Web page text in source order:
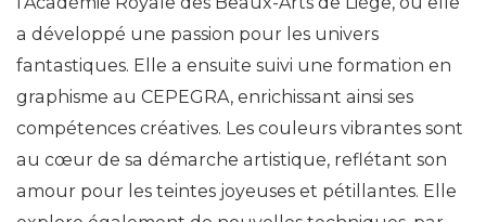
a développé une passion pour les univers
fantastiques. Elle a ensuite suivi une formation en
graphisme au CEPEGRA, enrichissant ainsi ses
compétences créatives. Les couleurs vibrantes sont
au cœur de sa démarche artistique, reflétant son
amour pour les teintes joyeuses et pétillantes. Elle